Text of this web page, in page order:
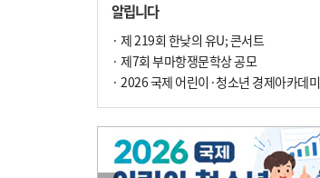
알립니다
· 제 219회 한낮의 유U; 콘서트
· 제7회 부마항쟁문학상 공모
· 2026 국제 어린이·청소년 경제아카데미